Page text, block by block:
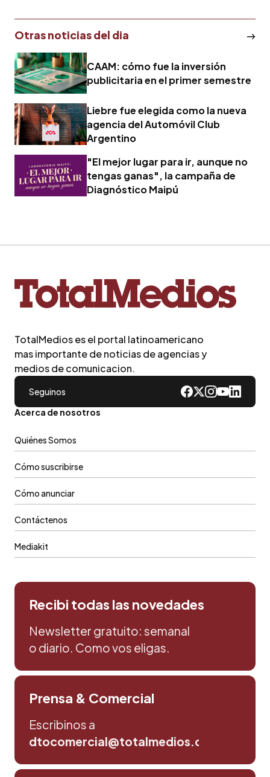
Otras noticias del dia
CAAM: cómo fue la inversión
publicitaria en el primer semestre
Liebre fue elegida como la nueva
agencia del Automóvil Club
Argentino
"El mejor lugar para ir, aunque no
tengas ganas", la campaña de
Diagnóstico Maipú
TotalMedios es el portal latinoamericano
mas importante de noticias de agencias y
medios de comunicacion.
Seguinos
Acerca de nosotros
Quiénes Somos
Cómo suscribirse
Cómo anunciar
Contáctenos
Mediakit
Recibi todas las novedades
Newsletter gratuito: semanal
o diario. Como vos eligas.
Prensa & Comercial
Escribinos a
dtocomercial@totalmedios.com